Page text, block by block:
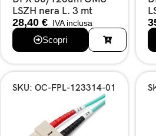
LSZH nera L. 3 mt
28,40 € IVA inclusa
Scopri
SKU: OC-FPL-123314-01